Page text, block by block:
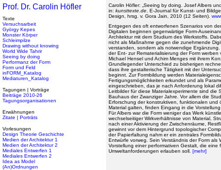
Prof. Dr. Carolin Höfler
Texte
Versuchsarbeit
György Kepes
Monster Körper
Schleimpilze
Drawing without knowing
World Wide Tahrir
Seeing by doing
Performanz der Form
Form und Feld
inFORM_Katalog
Mediaturen_Katalog
Tagungen | Vorträge
Beiträge 2010-26
Tagungsorganisationen
Erwähnungen
Zitate | Porträts
Vorlesungen
Design Theorie Geschichte
Medien der Architektur 1
Medien der Architektur 2
Mediales Entwerfen 1
Mediales Entwerfen 2
Idea as Model
(An)Ordnungen
Carolin Höfler: „Seeing by doing. Josef Albers
in: kunsttexte.de . E-Journal für Kunst- und
Design, hrsg. v. Gora Jain, 2010 (12 Seiten).
Entgegen des oft entworfenen Szenarios von
Digitalen beginnen gegenwärtige Form-
Architektur mit dem Studium des Werkstoffs.
nicht als Maßnahme gegen die zunehmende
verstanden, sondern als notwendige
der Ent- zur Rematerialisierung der Form
Michael Hensel und Achim Menges mit ihrem
Grundlegender Unterschied zu bisherigen
dass ihre gestalterische Tätigkeit mit der
beginnt. Zur Formbildung werden
Fertigungsmöglichkeiten erkundet und als
eingeschrieben, das je nach Anforderung lokal
Leitbilder für diese Materialexperimente sind die
Bauhaus der Zwanziger Jahre. Vor allem die
Erforschung der konstruktiven, funktionalen und
Material galten, finden Eingang in die
Für Albers war die Form weniger das Werk
wechselseitiger Wirkverhältnisse von Material,
nach einer Aktivierung der Zwischenräume,
gewinnt vor dem Hintergrund topologischer
der Papierfaltung nahm er ein zentrales
Entwürfe vorweg. Sein Verständnis der Form als
Vorstellung einer performativen Gestalt, die eine
Umweltanforderungen erlauben soll. [mehr]